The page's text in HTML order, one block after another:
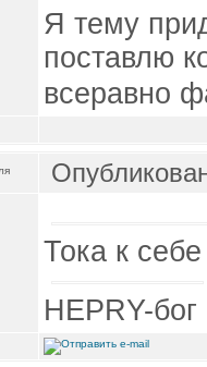
Я тему
поставлю
всеравно
Тока к
HEPRY-